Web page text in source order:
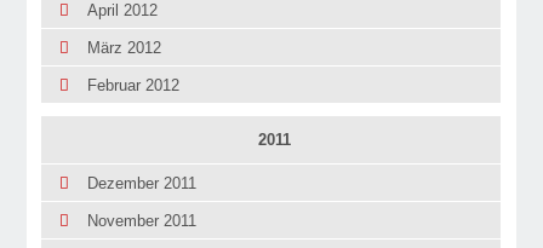
April 2012
März 2012
Februar 2012
2011
Dezember 2011
November 2011